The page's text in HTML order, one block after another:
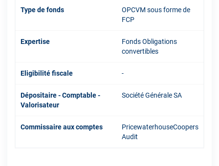
Type de fonds
OPCVM sous forme de
FCP
Expertise
Fonds Obligations
convertibles
Eligibilité fiscale -
Dépositaire - Comptable -
Valorisateur
Société Générale SA
Commissaire aux comptes
PricewaterhouseCoopers
Audit